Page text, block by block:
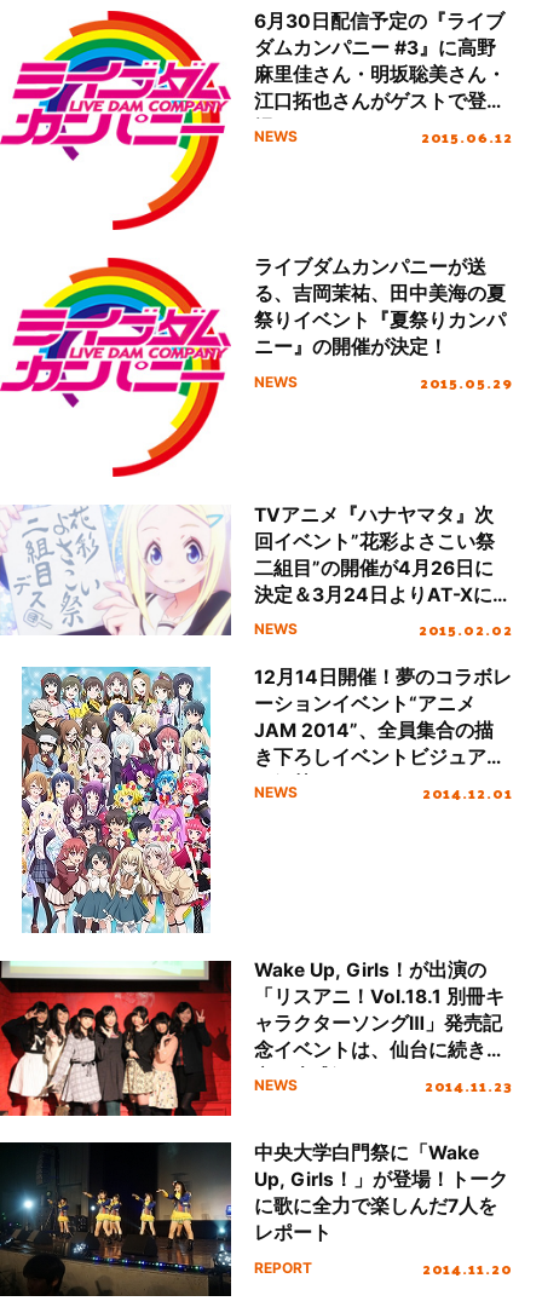
6月30日配信予定の『ライブ
ダムカンパニー #3』に高野
麻里佳さん・明坂聡美さん・
江口拓也さんがゲストで登
場！
NEWS 2015.06.12
ライブダムカンパニーが送
る、吉岡茉祐、田中美海の夏
祭りイベント『夏祭りカンパ
ニー』の開催が決定！
NEWS 2015.05.29
TVアニメ『ハナヤマタ』次
回イベント”花彩よさこい祭
二組目”の開催が4月26日に
決定＆3月24日よりAT-Xに
てアニメの再放送開始！
NEWS 2015.02.02
12月14日開催！夢のコラボレ
ーションイベント“アニメ
JAM 2014”、全員集合の描
き下ろしイベントビジュアル
を解禁！
NEWS 2014.12.01
Wake Up, Girls！が出演の
「リスアニ！Vol.18.1 別冊キ
ャラクターソングⅢ」発売記
念イベントは、仙台に続き東
京も大盛況！
NEWS 2014.11.23
中央大学白門祭に「Wake
Up, Girls！」が登場！トーク
に歌に全力で楽しんだ7人を
レポート
REPORT 2014.11.20